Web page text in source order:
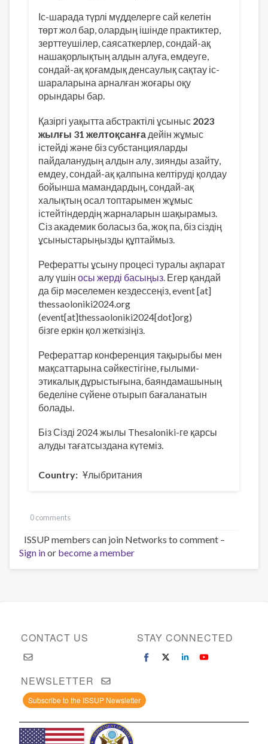
Іс-шарада түрлі мүдделерге сай келетін
төрт жол бар, олардың ішінде практиктер,
зерттеушілер, саясаткерлер, сондай-ақ
нашақорлықтың алдын алуға, емдеуге,
сондай-ақ қоғамдық денсаулық сақтау іс-
шараларына арналған жоғары оқу
орындары бар.
Қазіргі уақытта абстрактілі ұсыныс 2023
жылғы 31 желтоқсанға дейін жұмыс
істейді және біз субстанцияларды
пайдаланудың алдын алу, зиянды азайту,
емдеу, сондай-ақ қалпына келтіруді қолдау
бойынша мамандардың, сондай-ақ
халықтың осал топтарымен жұмыс
істейтіндердің жарналарын шақырамыз.
Сіз академик боласыз ба, жоқ па, біз сіздің
ұсыныстарыңызды құптаймыз.
Рефератты ұсыну процесі туралы ақпарат
алу үшін осы жерді басыңыз . Егер қандай
да бір мәселемен кездессеңіз, event[at]
thessaoloniki2024org
(event[at]thessaoloniki2024[dot]org)
бізге еркін қол жеткізіңіз.
Рефераттар конференция тақырыбы мен
мақсаттарына сәйкестігіне, ғылыми-
этикалық дұрыстығына, баяндамашының
беделіне сүйене отырып бағаланатын
болады.
Біз Сізді 2024 жылы Thesaloniki-ге қарсы
алуды тағатсыздана күтеміз.
Country Ұлыбритания
0 comments
ISSUP members can join Networks to comment –
Sign inor become a member
CONTACT US STAY CONNECTED
NEWSLETTER
Subscribe to the ISSUP Newsletter